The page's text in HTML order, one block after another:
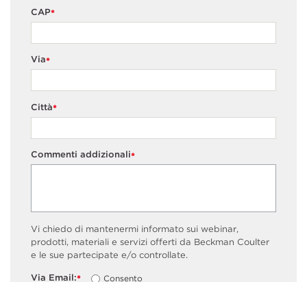
*
CAP
*
Via
*
Città
*
Commenti addizionali
Vi chiedo di mantenermi informato sui webinar,
prodotti, materiali e servizi offerti da Beckman Coulter
e le sue partecipate e/o controllate.
*
Via Email: Consento